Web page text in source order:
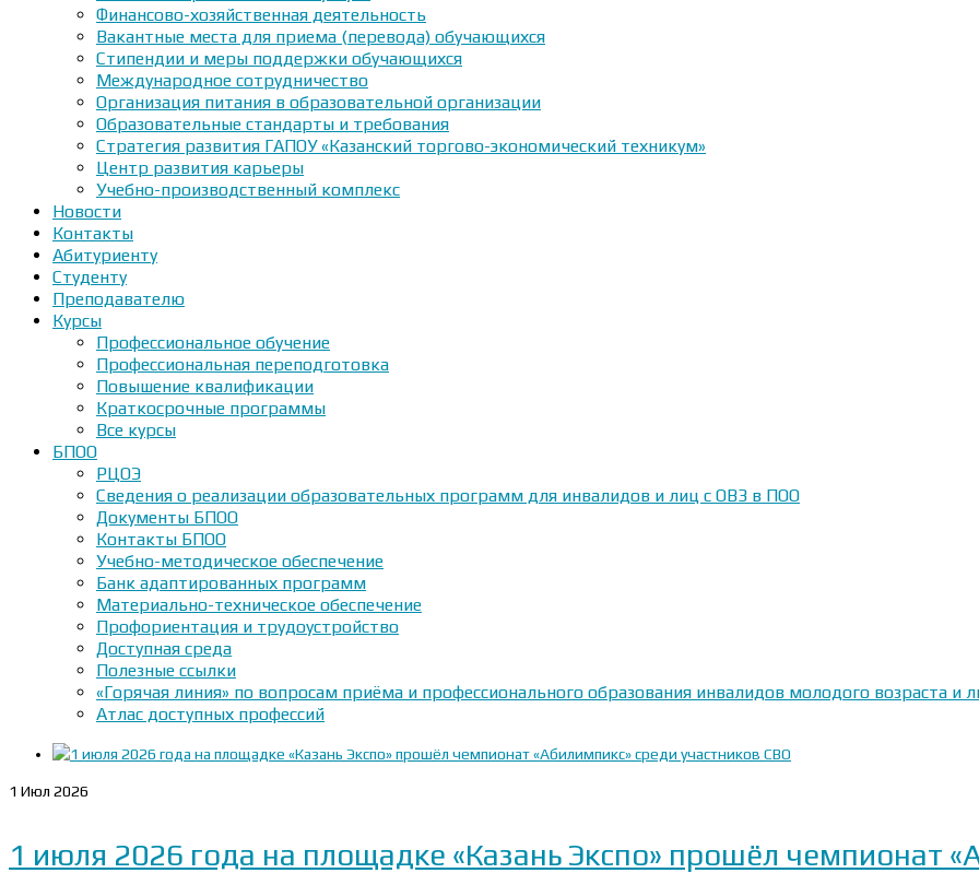
Финансово-хозяйственная деятельность
Вакантные места для приема (перевода) обучающихся
Стипендии и меры поддержки обучающихся
Международное сотрудничество
Организация питания в образовательной организации
Образовательные стандарты и требования
Стратегия развития ГАПОУ «Казанский торгово-экономический техникум»
Центр развития карьеры
Учебно-производственный комплекс
Новости
Контакты
Абитуриенту
Студенту
Преподавателю
Курсы
Профессиональное обучение
Профессиональная переподготовка
Повышение квалификации
Краткосрочные программы
Все курсы
БПОО
РЦОЭ
Сведения о реализации образовательных программ для инвалидов и лиц с ОВЗ в ПОО
Документы БПОО
Контакты БПОО
Учебно-методическое обеспечение
Банк адаптированных программ
Материально-техническое обеспечение
Профориентация и трудоустройство
Доступная среда
Полезные ссылки
«Горячая линия» по вопросам приёма и профессионального образования инвалидов молодого возраста
Атлас доступных профессий
1 Июл 2026
1 июля 2026 года на площадке «Казань Экспо» прошёл чемпионат